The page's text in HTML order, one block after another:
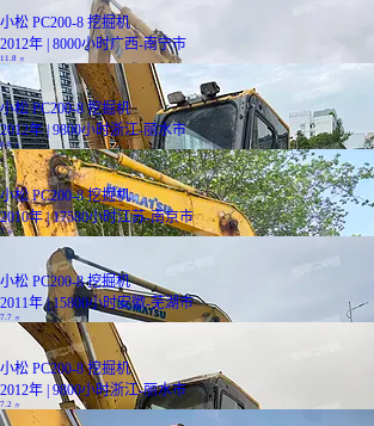
小松 PC200-8 挖掘机
2012年 | 8000小时广西-南宁市
11.8 万
小松 PC200-8 挖掘机
2012年 | 9800小时浙江-丽水市
8.8万
小松 PC200-8 挖掘机
2010年 | 17580小时江苏-南京市
7 万
小松 PC200-8 挖掘机
2011年 | 15800小时安徽-芜湖市
7.7 万
小松 PC200-8 挖掘机
2012年 | 9800小时浙江-丽水市
7.2